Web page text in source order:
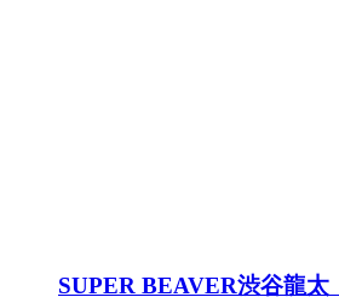
SUPER BEAVER渋谷龍太